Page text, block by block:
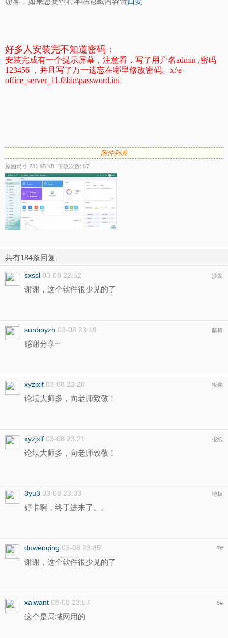
好多人安装完不知道密码：
安装完成有一个提示屏幕，注意看，写了用户名admin ,密码
123456 ，并且写了万一遗忘在哪里修改密码。x:\e-
office_server_11.0\bin\password.ini
附件列表
原图尺寸 281.95 KB, 下载次数: 87
共有184条回复
sxssl 03-08 22:52 沙发
谢谢，这个软件很少见的了
sunboyzh 03-08 23:19 藤椅
感谢分享~
xyzjxlf 03-08 23:20 板凳
论坛大师多，向老师致敬！
xyzjxlf 03-08 23:21 报纸
论坛大师多，向老师致敬！
3yu3 03-08 23:33 地板
好卡啊，终于进来了。。
duwenqing 03-08 23:45 7#
谢谢，这个软件很少见的了
xaiwant 03-08 23:57 8#
这个是局域网用的